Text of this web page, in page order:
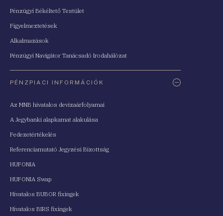
Pénzügyi Békéltető Testület
Figyelmeztetések
Alkalmazások
Pénzügyi Navigátor Tanácsadó Irodahálózat
PÉNZPIACI INFORMÁCIÓK
Az MNB hivatalos devizaárfolyamai
A Jegybanki alapkamat alakulása
Fedezetértékelés
Referenciamutató Jegyzési Bizottság
HUFONIA
HUFONIA Swap
Hivatalos BUBOR fixingek
Hivatalos BIRS fixingek